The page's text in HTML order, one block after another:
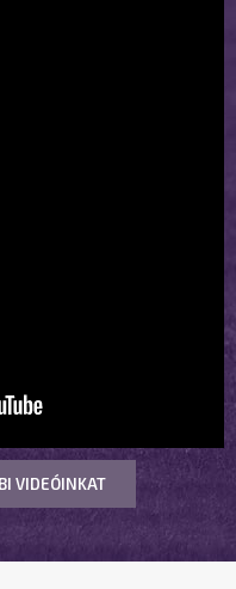
VIDEÓINKAT